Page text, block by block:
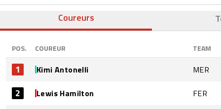
Coureurs
POS. COUREUR TEAM
1 Kimi Antonelli MER
2 Lewis Hamilton FER